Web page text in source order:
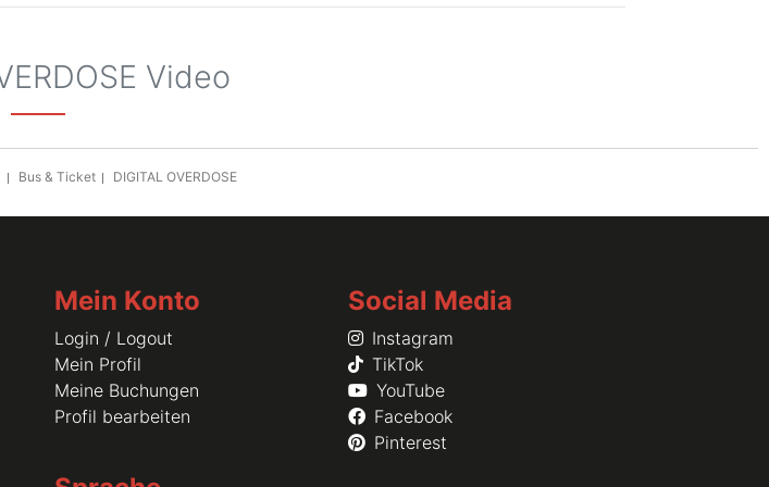
Video
Bus & Ticket DIGITAL OVERDOSE
Mein Konto
Login / Logout
Mein Profil
Meine Buchungen
Profil bearbeiten
Social Media
Instagram
TikTok
YouTube
Facebook
Pinterest